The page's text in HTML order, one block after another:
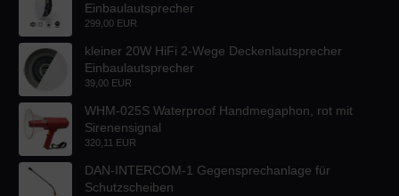
Einbaulautsprecher
299,00 EUR
kleiner 20W HiFi 2-Wege Deckenlautsprecher
Einbaulautsprecher
39,00 EUR
WHM-025S Waterproof Handmegaphon, rot mit
Sirenensignal
320,11 EUR
DAN-INTERCOM-1 Gegensprechanlage für
Schutzscheiben